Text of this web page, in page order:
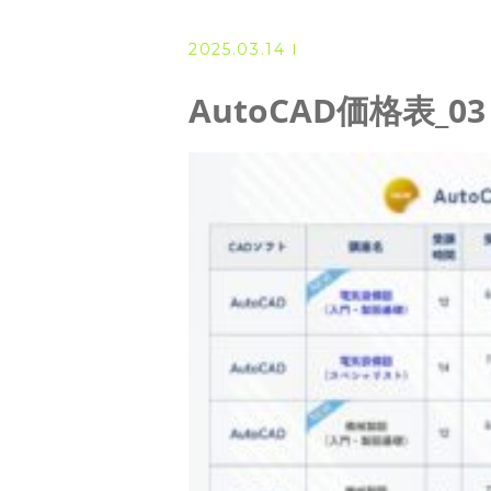
◆ オンラインによる授業／体験
◇ 書籍出版
◇ Youtubeチャンネル・ラ
◇ よくある質問
◇ お客様の声
◇ ブログ
2025.03.14
AutoCAD価格表_03